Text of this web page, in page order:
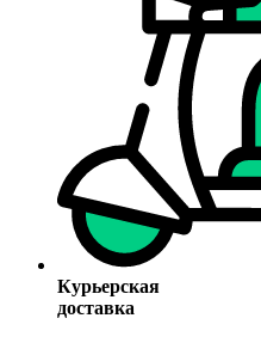
Курьерская
доставка